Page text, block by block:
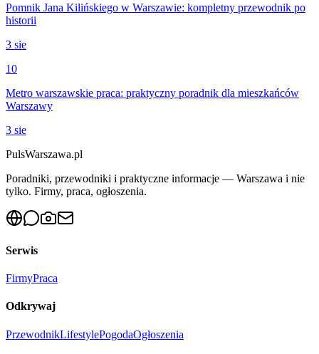
Pomnik Jana Kilińskiego w Warszawie: kompletny przewodnik po
historii
3 sie
10
Metro warszawskie praca: praktyczny poradnik dla mieszkańców
Warszawy
3 sie
PulsWarszawa.pl
Poradniki, przewodniki i praktyczne informacje — Warszawa i nie
tylko. Firmy, praca, ogłoszenia.
Serwis
FirmyPraca
Odkrywaj
PrzewodnikLifestylePogodaOgłoszenia